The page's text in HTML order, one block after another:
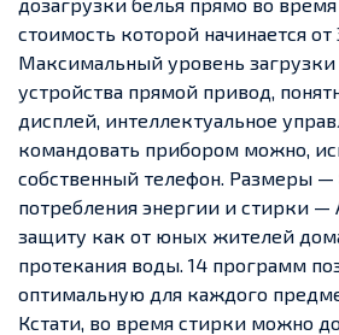
стоимость которой начинается от
Максимальный уровень загрузки
устройства прямой привод,
дисплей, интеллектуальное
командовать прибором можно,
собственный телефон. Размеры —
потребления энергии и стирки
защиту как от юных жителей
протекания воды. 14 программ
оптимальную для каждого
Кстати, во время стирки можно